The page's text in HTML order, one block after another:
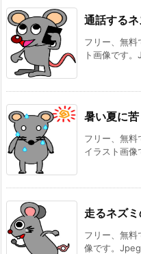
通話する
フリー、無料
ト画像です
暑い夏に
フリー、無料
イラスト画
走るネズ
フリー、無料
像です。